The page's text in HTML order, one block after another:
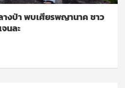
งป่า พบเศียรพญานาค ชาว
นละ